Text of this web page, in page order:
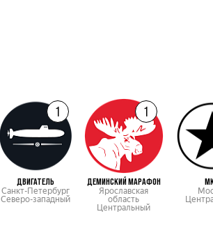
1
ДВИГАТЕЛЬ
Санкт-Петербург
Северо-западный
1
ДЕМИНСКИЙ МАРАФОН
Ярославская
область
Центральный